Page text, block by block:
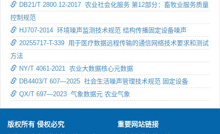
DB21/T 2800.12-2017 农业社会化服务 第12部分：畜牧业服务质量
控制规范
HJ707-2014 环境噪声监测技术规范 结构传播固定设备噪声
20255717-T-339 用于医疗数据远程传输的通信网络技术要求和测试
方法
NY/T 4061-2021 农业大数据核心元数据
DB4403/T 607—2025 社会生活噪声管理技术规范 固定设备
QX/T 697—2023 气象数据元 农业气象
版权所有 侵权必究 重要网站链接